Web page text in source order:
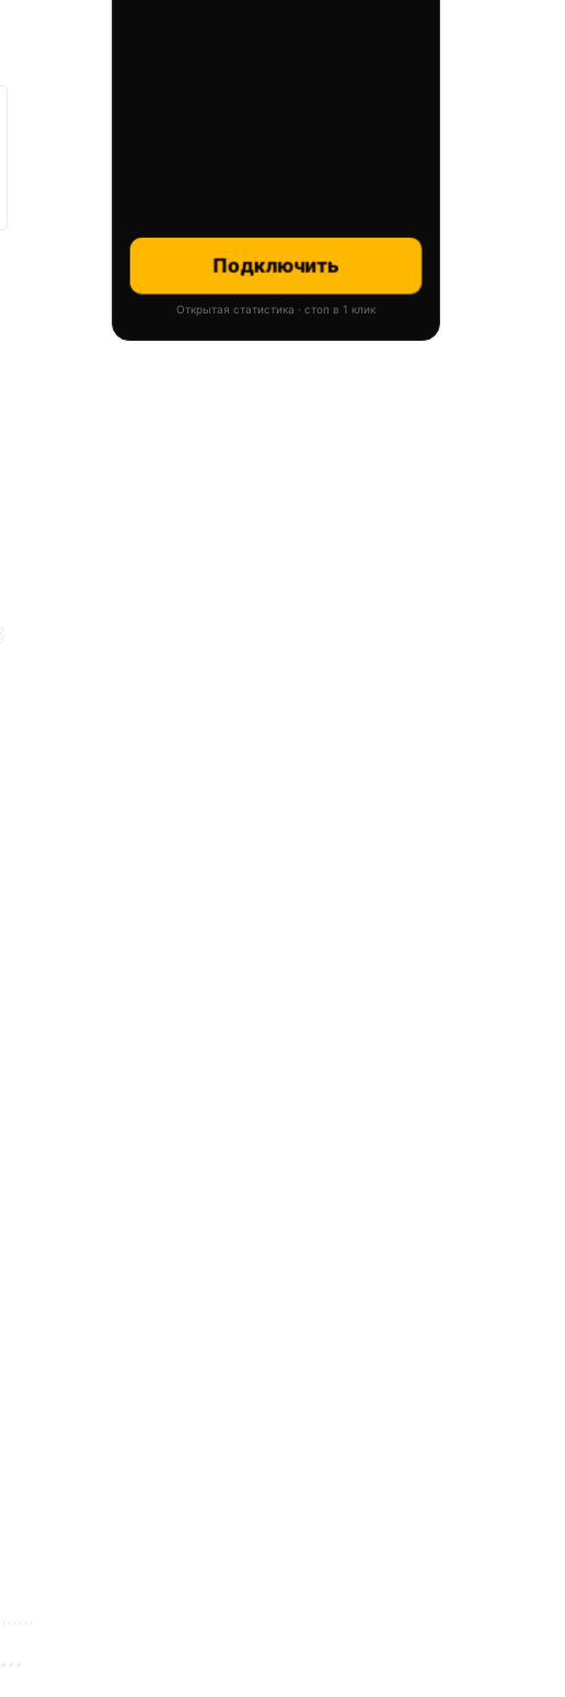
Подключить
Открытая статистика · стоп в 1 клик